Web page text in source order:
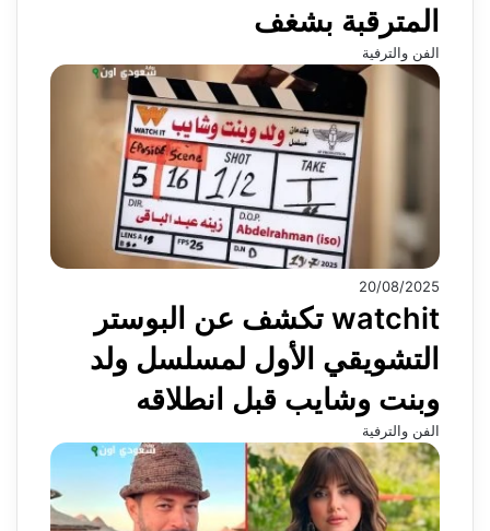
المترقبة بشغف
الفن والترفية
20/08/2025
watchit تكشف عن البوستر
التشويقي الأول لمسلسل ولد
وبنت وشايب قبل انطلاقه
الفن والترفية